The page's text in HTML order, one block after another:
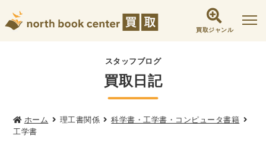
買取ジャンル
社会学書・人文書籍関係
哲学書・心理学・思想書
倫理学・道徳
文化人類学・民俗学
東洋哲学
東洋思想
現象学
スタッフブログ
買取日記
ホーム 理工書関係
科学書・工学書・コンピュータ書籍
工学書